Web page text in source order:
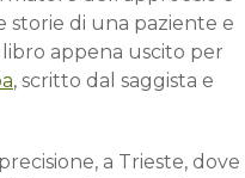
storie di una paziente e
appena uscito per
, scritto dal saggista e
a Trieste, dove